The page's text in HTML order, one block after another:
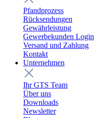
Pfandprozess
Rücksendungen
Gewährleistung
Gewerbekunden Login
Versand und Zahlung
Kontakt
Unternehmen
Ihr GTS Team
Über uns
Downloads
Newsletter